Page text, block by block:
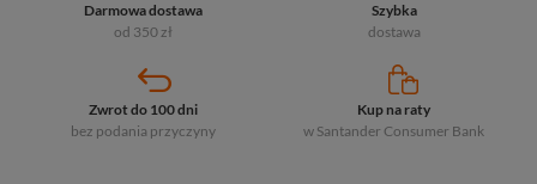
Darmowa dostawa
od 350 zł
Szybka
dostawa
Zwrot do 100 dni
bez podania przyczyny
Kup na raty
w Santander Consumer Bank